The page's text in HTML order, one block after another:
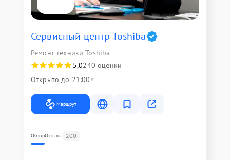
Сервисный центр Toshiba
Ремонт техники Toshiba
5,0240 оценки
Открыто до 21:00
Маршрут
ОбзорОтзывы 200